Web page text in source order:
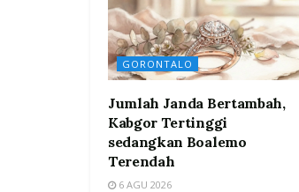
GORONTALO
Jumlah Janda Bertambah,
Kabgor Tertinggi
sedangkan Boalemo
Terendah
6 AGU 2026